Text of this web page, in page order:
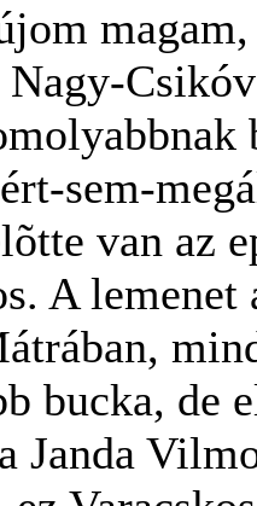
sem-
van az
A
bucka, de
Janda